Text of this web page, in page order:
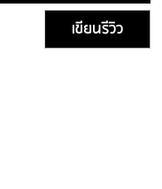
เขียนรีวิว